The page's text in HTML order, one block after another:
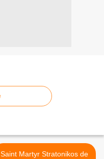
Saint Martyr Stratonikos de